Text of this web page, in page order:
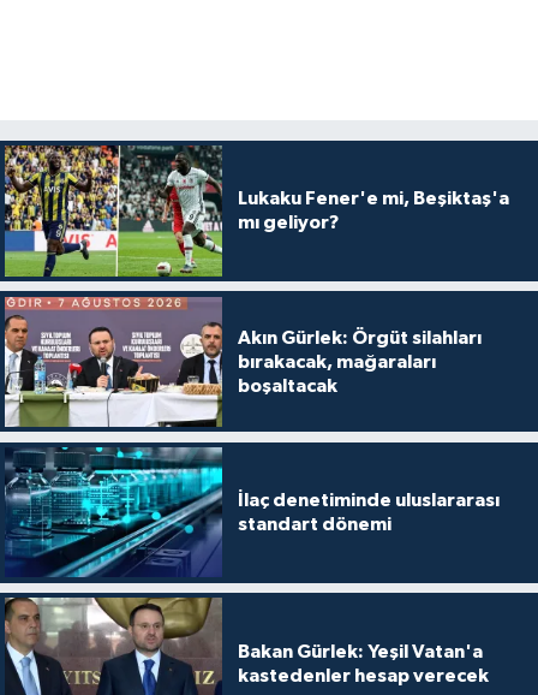
Lukaku Fener'e mi, Beşiktaş'a
mı geliyor?
Akın Gürlek: Örgüt silahları
bırakacak, mağaraları
boşaltacak
İlaç denetiminde uluslararası
standart dönemi
Bakan Gürlek: Yeşil Vatan'a
kastedenler hesap verecek